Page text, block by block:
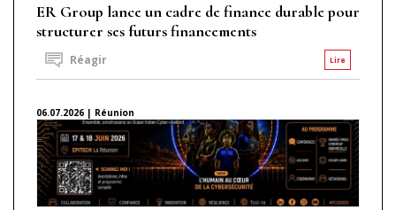
ER Group lance un cadre de finance durable pour
structurer ses futurs financements
Lire
Réagir
06.07.2026 | Réunion